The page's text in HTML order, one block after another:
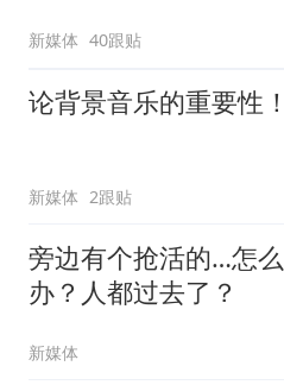
新媒体 40跟贴
论背景音乐的重要性
新媒体 2跟贴
旁边有个抢活的…怎么
办？人都过去了？
新媒体